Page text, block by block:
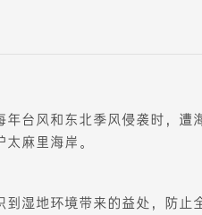
台风和东北季风侵袭时，遭
麻里海岸。
湿地环境带来的益处，防止